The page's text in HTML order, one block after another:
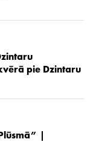
pie Dzintaru
|